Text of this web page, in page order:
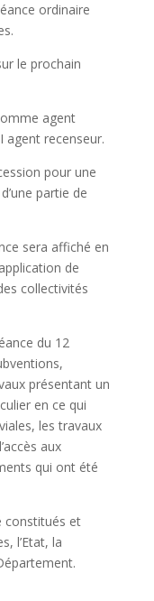
ordinaire
le prochain
agent
agent recenseur.
pour une
partie de
sera affiché en
de
collectivités
du 12
présentant un
en ce qui
les travaux
aux
qui ont été
constitués et
l’Etat, la